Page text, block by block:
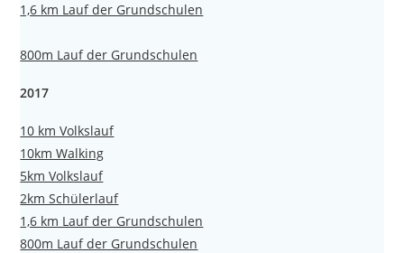
1,6 km Lauf der Grundschulen
800m Lauf der Grundschulen
2017
10 km Volkslauf
10km Walking
5km Volkslauf
2km Schülerlauf
1,6 km Lauf der Grundschulen
800m Lauf der Grundschulen